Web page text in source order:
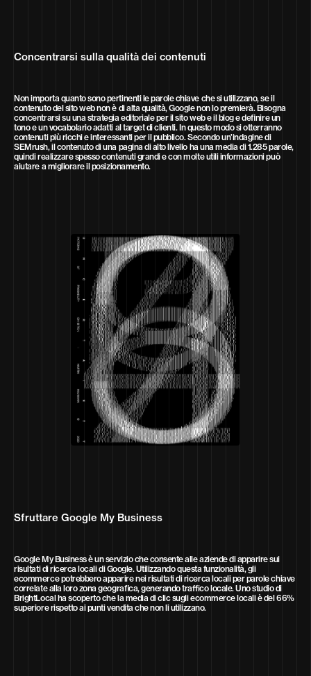
Concentrarsi sulla qualità dei contenuti
Non importa quanto sono pertinenti le parole chiave che si utilizzano, se il
contenuto del sito web non è di alta qualità, Google non lo premierà. Bisogna
concentrarsi su una strategia editoriale per il sito web e il blog e definire un
tono e un vocabolario adatti al target di clienti. In questo modo si otterranno
contenuti più ricchi e interessanti per il pubblico. Secondo un’indagine di
SEMrush, il contenuto di una pagina di alto livello ha una media di 1.285 parole,
quindi realizzare spesso contenuti grandi e con molte utili informazioni può
aiutare a migliorare il posizionamento.
Sfruttare Google My Business
Google My Business è un servizio che consente alle aziende di apparire sui
risultati di ricerca locali di Google. Utilizzando questa funzionalità, gli
ecommerce potrebbero apparire nei risultati di ricerca locali per parole chiave
correlate alla loro zona geografica, generando traffico locale. Uno studio di
BrightLocal ha scoperto che la media di clic sugli ecommerce locali è del 66%
superiore rispetto ai punti vendita che non li utilizzano.